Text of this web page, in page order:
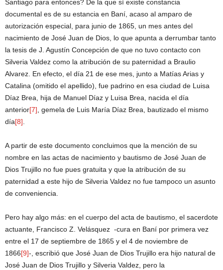
Santiago para entonces? De la que sí existe constancia
documental es de su estancia en Baní, acaso al amparo de
autorización especial, para junio de 1865, un mes antes del
nacimiento de José Juan de Dios, lo que apunta a derrumbar tanto
la tesis de J. Agustín Concepción de que no tuvo contacto con
Silveria Valdez como la atribución de su paternidad a Braulio
Alvarez. En efecto, el día 21 de ese mes, junto a Matías Arias y
Catalina (omitido el apellido), fue padrino en esa ciudad de Luisa
Díaz Brea, hija de Manuel Díaz y Luisa Brea, nacida el día
anterior[7], gemela de Luis María Díaz Brea, bautizado el mismo
día[8].
A partir de este documento concluimos que la mención de su
nombre en las actas de nacimiento y bautismo de José Juan de
Dios Trujillo no fue pues gratuita y que la atribución de su
paternidad a este hijo de Silveria Valdez no fue tampoco un asunto
de conveniencia.
Pero hay algo más: en el cuerpo del acta de bautismo, el sacerdote
actuante, Francisco Z. Velásquez -cura en Baní por primera vez
entre el 17 de septiembre de 1865 y el 4 de noviembre de
1866[9]-, escribió que José Juan de Dios Trujillo era hijo natural de
José Juan de Dios Trujillo y Silveria Valdez, pero la